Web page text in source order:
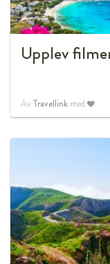
Upplev
Av Travellink med